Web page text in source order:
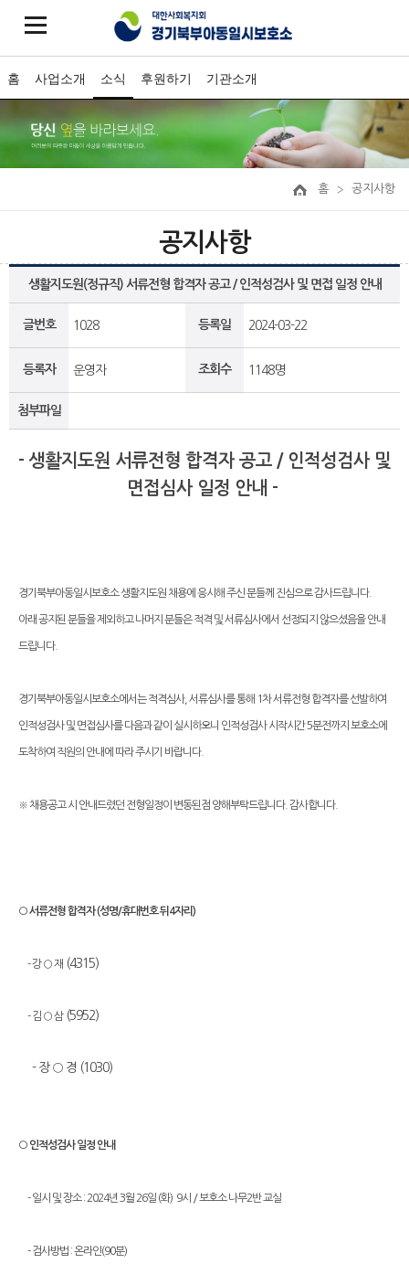
홈 사업소개 소식 후원하기 기관소개
홈 공지사항
공지사항
생활지도원(정규직) 서류전형 합격자 공고 / 인적성검사 및 면접 일정 안내
글번호 1028 등록일 2024-03-22
등록자 운영자 조회수 1148명
첨부파일
- 생활지도원 서류전형 합격자 공고 / 인적성검사 및
면접심사 일정 안내 -
경기북부아동일시보호소 생활지도원 채용에 응시해 주신 분들께 진심으로 감사드립니다.
아래 공지된 분들을 제외하고 나머지 분들은 적격 및 서류심사에서 선정되지 않으셨음을 안내
드립니다.
경기북부아동일시보호소에서는 적격심사, 서류심사를 통해 1차 서류전형 합격자를 선발하여
인적성검사 및 면접심사를 다음과 같이 실시하오니 인적성검사 시작시간 5분전까지 보호소에
도착하여 직원의 안내에 따라 주시기 바랍니다.
※ 채용공고 시 안내드렸던 전형일정이 변동된점 양해부탁드립니다. 감사합니다.
○ 서류전형 합격자 (성명/휴대번호 뒤4자리)
- 강 ○ 재 (4315)
- 김 ○ 삼(5952)
- 장 ○ 경 (1030)
○ 인적성검사 일정 안내
- 일시 및 장소 : 2024년 3월 26일 (화) 9시 / 보호소 나무2반 교실
- 검사방법 : 온라인(90분)